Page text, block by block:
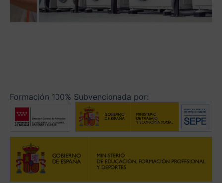
Formación 100% Subvencionada por: